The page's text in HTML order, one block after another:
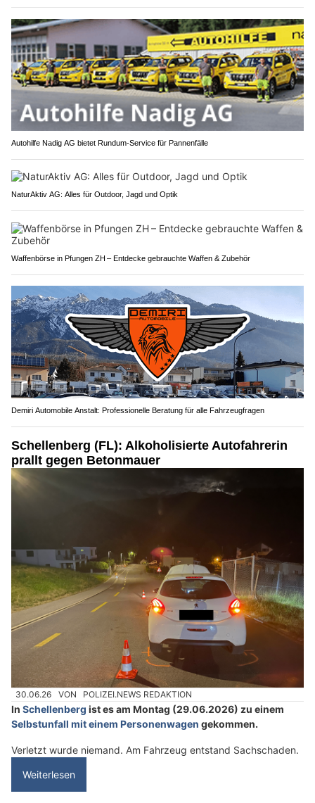
Autohilfe Nadig AG bietet Rundum‑Service für Pannenfälle
NaturAktiv AG: Alles für Outdoor, Jagd und Optik
Waffenbörse in Pfungen ZH – Entdecke gebrauchte Waffen & Zubehör
Demiri Automobile Anstalt: Professionelle Beratung für alle Fahrzeugfragen
Schellenberg (FL): Alkoholisierte Autofahrerin
prallt gegen Betonmauer
30.06.26 VON POLIZEI.NEWS REDAKTION
In Schellenberg ist es am Montag (29.06.2026) zu einem
Selbstunfall mit einem Personenwagen gekommen.
Verletzt wurde niemand. Am Fahrzeug entstand Sachschaden.
Weiterlesen